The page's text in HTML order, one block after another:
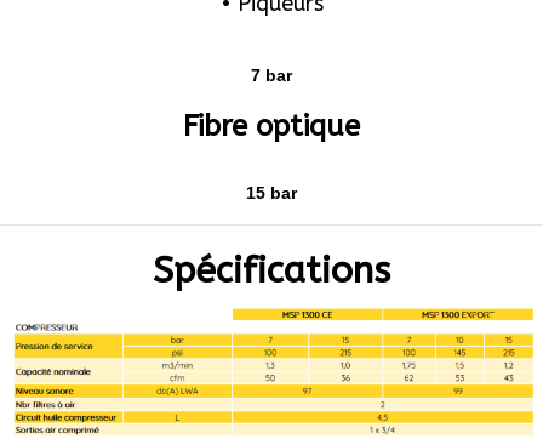
7 bar
Fibre optique
15 bar
Spécifications